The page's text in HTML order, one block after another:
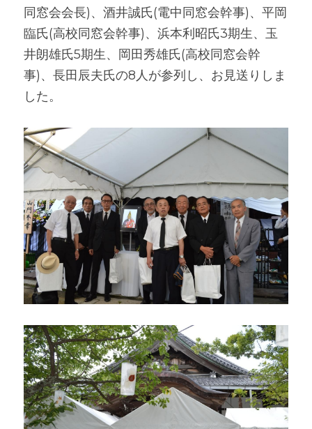
同窓会会長)、酒井誠氏(電中同窓会幹事)、平岡
臨氏(高校同窓会幹事)、浜本利昭氏3期生、玉
井朗雄氏5期生、岡田秀雄氏(高校同窓会幹
事)、長田辰夫氏の8人が参列し、お見送りしま
した。